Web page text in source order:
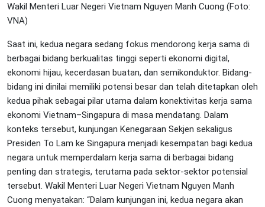
Wakil Menteri Luar Negeri Vietnam Nguyen Manh Cuong (Foto:
VNA)
Saat ini, kedua negara sedang fokus mendorong kerja sama di
berbagai bidang berkualitas tinggi seperti ekonomi digital,
ekonomi hijau, kecerdasan buatan, dan semikonduktor. Bidang-
bidang ini dinilai memiliki potensi besar dan telah ditetapkan oleh
kedua pihak sebagai pilar utama dalam konektivitas kerja sama
ekonomi Vietnam–Singapura di masa mendatang. Dalam
konteks tersebut, kunjungan Kenegaraan Sekjen sekaligus
Presiden To Lam ke Singapura menjadi kesempatan bagi kedua
negara untuk memperdalam kerja sama di berbagai bidang
penting dan strategis, terutama pada sektor-sektor potensial
tersebut. Wakil Menteri Luar Negeri Vietnam Nguyen Manh
Cuong menyatakan: “Dalam kunjungan ini, kedua negara akan